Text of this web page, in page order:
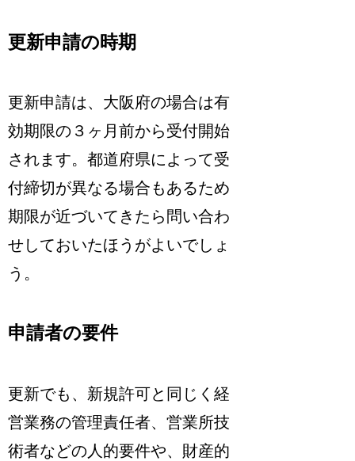
更新申請の時期
更新申請は、 大阪府の場合は有
効期限の３ヶ月前から受付開始
されます。都道府県によって受
付締切が異なる場合もあるため
期限が近づいてきたら問い合わ
せしておいたほうがよいでしょ
う。
申請者の要件
更新でも、新規許可と同じく経
営業務の管理責任者、営業所技
術者などの人的要件や、財産的